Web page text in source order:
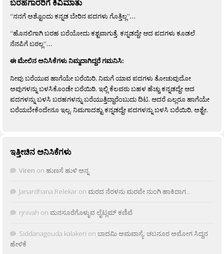
ಬರಹಗಾರರಿಗೆ ಕಿವಿಮಾತು
“ನನಗೆ ಅಶ್ಟೊಂದು ಕನ್ನಡ ಬೇರಿನ ಪದಗಳು ಗೊತ್ತಿಲ್ಲ”…
“ಹೊನಲಿಗಾಗಿ ಬರಹ ಬರೆಯೋದು ಕಶ್ಟವಾಗುತ್ತೆ. ಕನ್ನಡದ್ದೇ ಆದ ಪದಗಳು ಕೂಡಲೆ
ನೆನಪಿಗೆ ಬರಲ್ಲ”…
ಈ ಮೇಲಿನ ಅನಿಸಿಕೆಗಳು ನಿಮ್ಮದಾಗಿದ್ದರೆ ಗಮನಿಸಿ:
ನೀವು ಬರೆಯುವ ಹಾಗೆಯೇ ಬರೆಯಿರಿ. ನಿಮಗೆ ಯಾವ ಪದಗಳು ತೋಚುವುದೋ
ಅವುಗಳನ್ನು ಬಳಸಿಕೊಂಡೇ ಬರೆಯಿರಿ. ಇಲ್ಲಿ ಕೆಲವರು ಬಹಳ ಹೆಚ್ಚು ಕನ್ನಡದ್ದೇ ಆದ
ಪದಗಳನ್ನು ಬಳಸಿ ಬರಹಗಳನ್ನು ಬರೆಯುತ್ತಿದ್ದಾರೆಂಬುದು ದಿಟ. ಆದರೆ ಎಲ್ಲರೂ ಹಾಗೆಯೇ
ಬರೆಯಬೇಕೆಂದೇನೂ ಇಲ್ಲ. ನಿಮಗಾದಶ್ಟು ಕನ್ನಡದ್ದೇ ಪದಗಳನ್ನು ಬಳಸಿ ಬರೆಯಿರಿ, ಅಶ್ಟೇ.
ಇತ್ತೀಚಿನ ಅನಿಸಿಕೆಗಳು
Viren on ಹುಣಸೆ ಹುಳಿ ಅನ್ನ
Janardhana Relekar on ಮರದ ನೆರಳನು ಮರವೇ ನುಂಗಿ ಹಾಕಿದಾಗ…
rjnivah on ಮನಸೂರೆಗೊಳ್ಳುವ ಲೈಟ್ಲಮ್ ಕಣಿವೆ
Siddanagouda kalakeri on ಬಾದಮಿ ಅಮವಾಸ್ಯೆ: ಚಬನೂರ ಅಮೋಗ ಸಿದ್ದನ
ಹೇಳಿಕೆ